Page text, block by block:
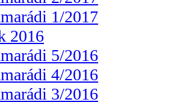
1/2017
2016
5/2016
4/2016
3/2016